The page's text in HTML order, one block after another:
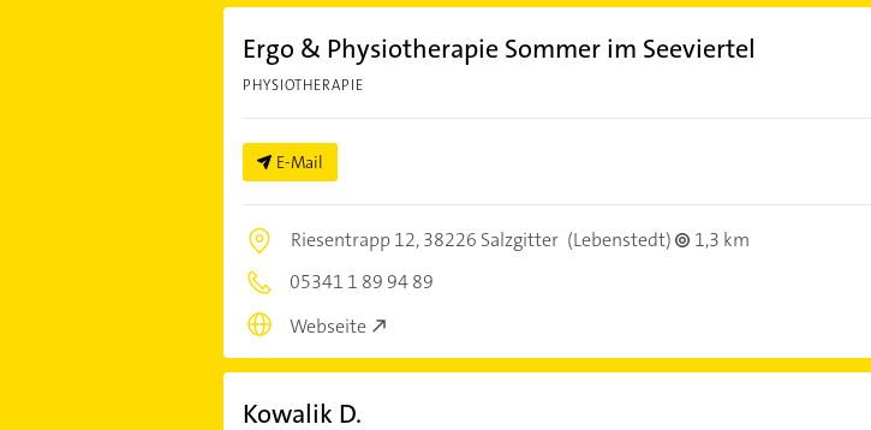
Ergo & Physiotherapie Sommer im Seeviertel
PHYSIOTHERAPIE
E-Mail
Riesentrapp 12,38226 Salzgitter (Lebenstedt)
1,3 km
05341 1 89 94 89
Webseite
Kowalik D.